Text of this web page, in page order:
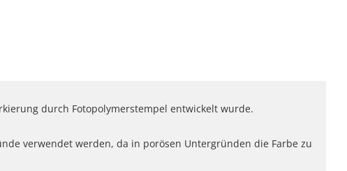
durch Fotopolymerstempel entwickelt wurde.
verwendet werden, da in porösen Untergründen die Farbe zu